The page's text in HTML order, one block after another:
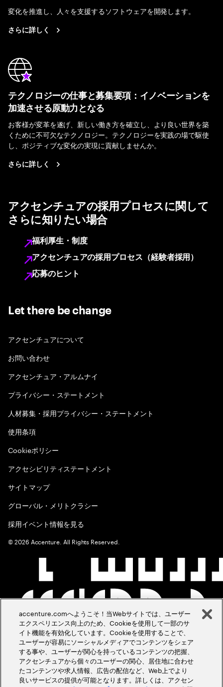
変化を推進し、人々を支援するソフトウェアを開発します。
さらに詳しく
テクノロジーの仕事と募集要項：イノベーションを
加速させる原動力となる
お客様が変革を遂げ、新しい働き方を確立し、より良い世界を築
くために不可欠なテクノロジー。テクノロジーを実践の場で駆使
し、ポジティブな変化の実現に貢献しませんか。
さらに詳しく
アクセンチュアの採用プロセスに関して
さらに知りたい場合
福利厚生・制度
アクセンチュアの採用プロセス（経験者採用）
応募のヒント
Let there be change
アクセンチュアについて
お問い合わせ
アクセンチュア・アルムナイ
プライバシー・ステートメント
人材募集・採用プライバシー・ステートメント
使用条項
Cookieポリシー
アクセシビリティステートメント
サイトマップ
グローバル・メリトクラシー
採用イベント情報を見る
©2026 Accenture. All Rights Reserved.
accenture.comへようこそ！当Webサイトでは、ユーザー
エクスペリエンス向上のため、Cookieを使用して一部のサ
イト機能を有効化しています。Cookieを使用することで、
ユーザーが容易にソーシャルメディアでコンテンツをシェア
する事や、ユーザーが関心を持っているコンテンツの把握、
アクセンチュアから個々のユーザーの関心、居住地に合わせ
たコンテンツや求人情報、広告の配信など、Web上でより
良いサービスの提供が可能となります。詳しくは、アクセン